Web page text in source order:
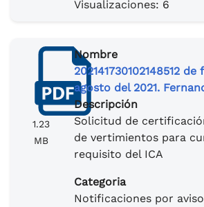
Visualizaciones: 6
1.23
MB
Nombre
202141730102148512
agosto del 2021.
Descripción
Solicitud de
de vertimientos para
requisito del ICA
Categoria
Notificaciones por